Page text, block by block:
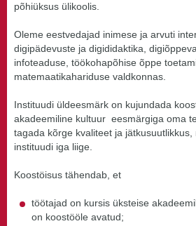
põhiüksus ülikoolis.
Oleme eestvedajad inimese ja arvuti
digipädevuste ja digididaktika,
infoteaduse, töökohapõhise õppe
matemaatikahariduse valdkonnas.
Instituudi üldeesmärk on kujundada
akadeemiline kultuur eesmärgiga oma
tagada kõrge kvaliteet ja
instituudi iga liige.
Koostöisus tähendab, et
töötajad on kursis üksteise
on koostööle avatud;